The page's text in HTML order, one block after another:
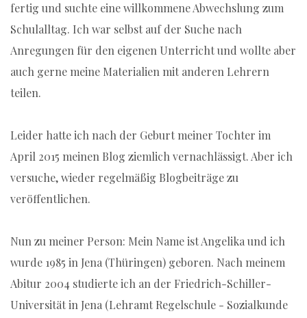
fertig und suchte eine willkommene Abwechslung zum
Schulalltag. Ich war selbst auf der Suche nach
Anregungen für den eigenen Unterricht und wollte aber
auch gerne meine Materialien mit anderen Lehrern
teilen.
Leider hatte ich nach der Geburt meiner Tochter im
April 2015 meinen Blog ziemlich vernachlässigt. Aber ich
versuche, wieder regelmäßig Blogbeiträge zu
veröffentlichen.
Nun zu meiner Person: Mein Name ist Angelika und ich
wurde 1985 in Jena (Thüringen) geboren. Nach meinem
Abitur 2004 studierte ich an der Friedrich-Schiller-
Universität in Jena (Lehramt Regelschule - Sozialkunde